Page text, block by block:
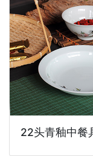
22头青釉中餐